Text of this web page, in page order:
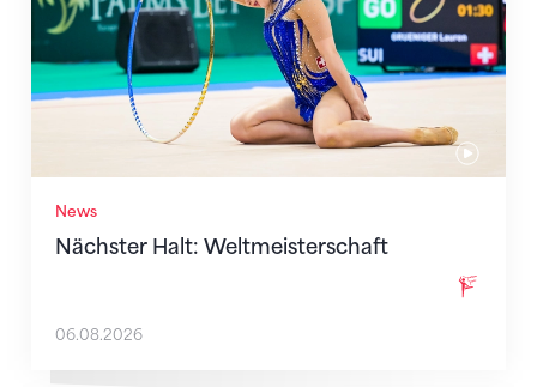
News
Nächster Halt: Weltmeisterschaft
06.08.2026